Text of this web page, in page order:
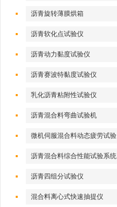
沥青旋转薄膜烘箱
沥青软化点试验仪
沥青动力黏度试验仪
沥青赛波特黏度试验仪
乳化沥青粘附性试验仪
沥青混合料弯曲试验机
微机伺服混合料动态疲劳试验
机
沥青混合料综合性能试验系统
沥青四组分试验仪
混合料离心式快速抽提仪